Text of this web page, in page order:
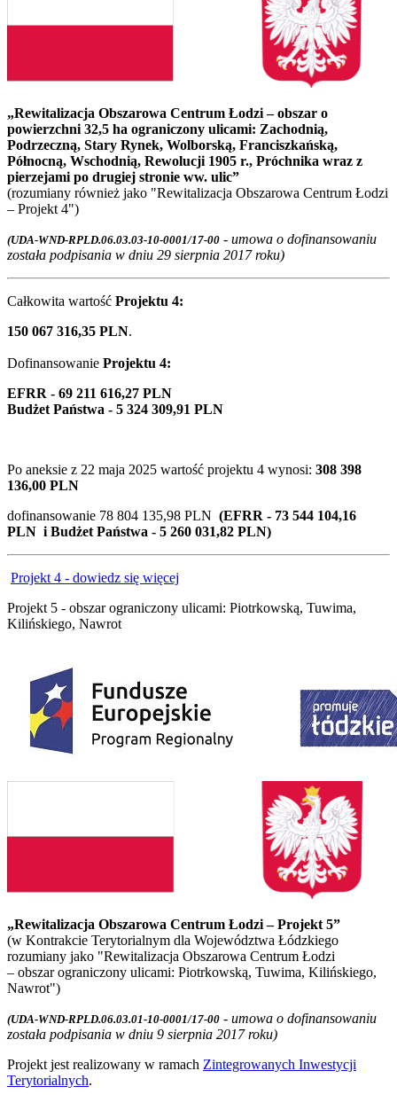
„Rewitalizacja Obszarowa Centrum Łodzi – obszar o
powierzchni 32,5 ha ograniczony ulicami: Zachodnią,
Podrzeczną, Stary Rynek, Wolborską, Franciszkańską,
Północną, Wschodnią, Rewolucji 1905 r., Próchnika wraz z
pierzejami po drugiej stronie ww. ulic”
(rozumiany również jako "Rewitalizacja Obszarowa Centrum Łodzi
– Projekt 4")
(UDA-WND-RPLD.06.03.03-10-0001/17-00 - umowa o dofinansowaniu
została podpisania w dniu 29 sierpnia 2017 roku)
Całkowita wartość Projektu 4:
150 067 316,35 PLN.
Dofinansowanie Projektu 4:
EFRR - 69 211 616,27 PLN
Budżet Państwa - 5 324 309,91 PLN
Po aneksie z 22 maja 2025 wartość projektu 4 wynosi: 308 398
136,00 PLN
dofinansowanie 78 804 135,98 PLN (EFRR - 73 544 104,16
PLN i Budżet Państwa - 5 260 031,82 PLN)
Projekt 4 - dowiedz się więcej
Projekt 5 - obszar ograniczony ulicami: Piotrkowską, Tuwima,
Kilińskiego, Nawrot
„Rewitalizacja Obszarowa Centrum Łodzi – Projekt 5”
(w Kontrakcie Terytorialnym dla Województwa Łódzkiego
rozumiany jako "Rewitalizacja Obszarowa Centrum Łodzi
– obszar ograniczony ulicami: Piotrkowską, Tuwima, Kilińskiego,
Nawrot")
(UDA-WND-RPLD.06.03.01-10-0001/17-00 - umowa o dofinansowaniu
została podpisania w dniu 9 sierpnia 2017 roku)
Projekt jest realizowany w ramach Zintegrowanych Inwestycji
Terytorialnych.